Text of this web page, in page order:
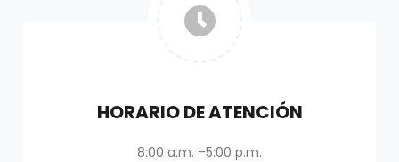
HORARIO DE ATENCIÓN
8:00 a.m. –5:00 p.m.